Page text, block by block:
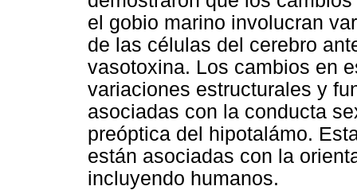
el gobio marino involucran
de las células del cerebro
vasotoxina. Los cambios en
variaciones estructurales y
asociadas con la conducta
preóptica del hipotalámo.
están asociadas con la
incluyendo humanos.